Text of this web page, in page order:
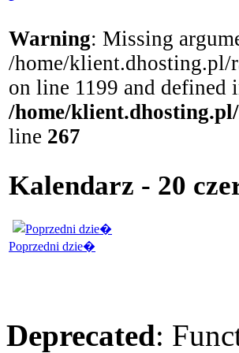
Warning: Missing
/home/
on line 1199 and defined
/home/
line 267
Kalendarz - 20
Poprzedni dzie�
Deprecated: